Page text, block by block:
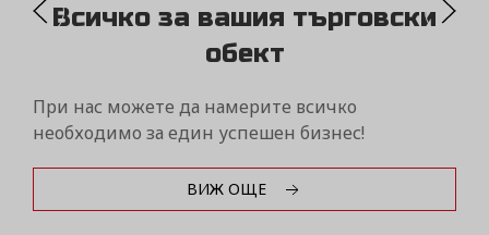
Бързо и качествено
обслужване
Вземете от нас нов касов апарат и го получете
за броени минути с всички услуги включени в
ВИЖ ОЩЕ